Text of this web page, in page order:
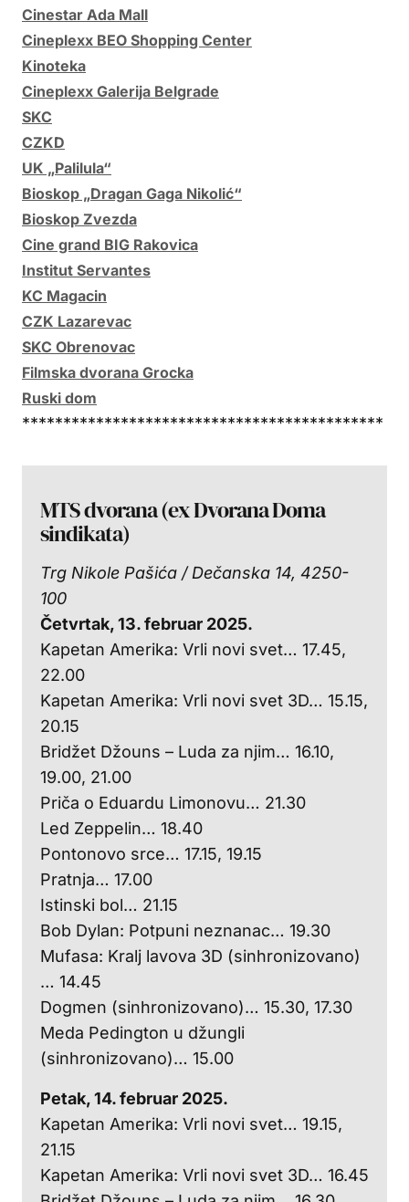
Cinestar Ada Mall
Cineplexx BEO Shopping Center
Kinoteka
Cineplexx Galerija Belgrade
SKC
CZKD
UK „Palilula“
Bioskop „Dragan Gaga Nikolić“
Bioskop Zvezda
Cine grand BIG Rakovica
Institut Servantes
KC Magacin
CZK Lazarevac
SKC Obrenovac
Filmska dvorana Grocka
Ruski dom
********************************************
MTS dvorana (ex Dvorana Doma
sindikata)
Trg Nikole Pašića / Dečanska 14, 4250-
100
Četvrtak, 13. februar 2025.
Kapetan Amerika: Vrli novi svet… 17.45,
22.00
Kapetan Amerika: Vrli novi svet 3D… 15.15,
20.15
Bridžet Džouns – Luda za njim… 16.10,
19.00, 21.00
Priča o Eduardu Limonovu… 21.30
Led Zeppelin… 18.40
Pontonovo srce… 17.15, 19.15
Pratnja… 17.00
Istinski bol… 21.15
Bob Dylan: Potpuni neznanac… 19.30
Mufasa: Kralj lavova 3D (sinhronizovano)
… 14.45
Dogmen (sinhronizovano)… 15.30, 17.30
Meda Pedington u džungli
(sinhronizovano)… 15.00
Petak, 14. februar 2025.
Kapetan Amerika: Vrli novi svet… 19.15,
21.15
Kapetan Amerika: Vrli novi svet 3D… 16.45